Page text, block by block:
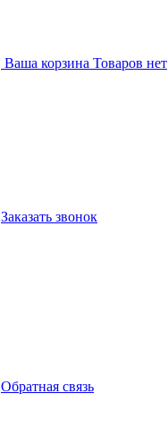
Ваша корзина Товаров нет
Заказать звонок
Обратная связь